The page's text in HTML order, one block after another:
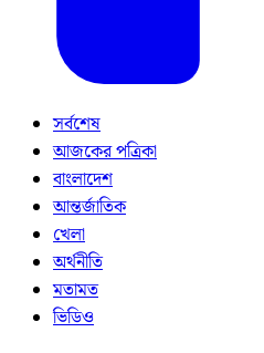
সর্বশেষ
আজকের পত্রিকা
বাংলাদেশ
আন্তর্জাতিক
খেলা
অর্থনীতি
মতামত
ভিডিও